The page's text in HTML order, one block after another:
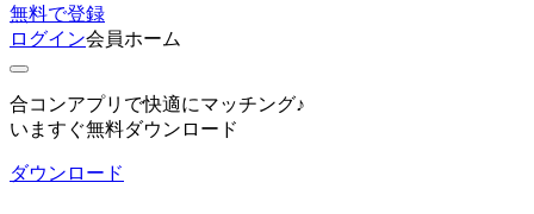
無料で登録
ログイン会員ホーム
合コンアプリで快適にマッチング♪
いますぐ無料ダウンロード
ダウンロード